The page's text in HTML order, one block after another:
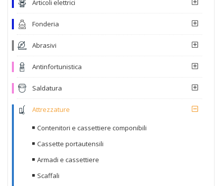
Articoli elettrici
Fonderia
Abrasivi
Antinfortunistica
Saldatura
Attrezzature
Contenitori e cassettiere componibili
Cassette portautensili
Armadi e cassettiere
Scaffali